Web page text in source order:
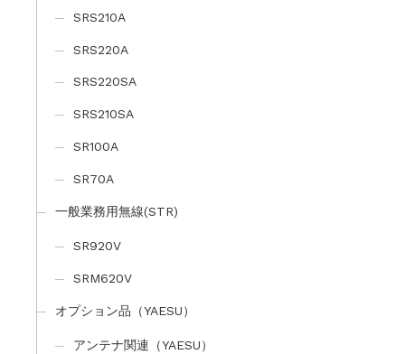
SRS210A
SRS220A
SRS220SA
SRS210SA
SR100A
SR70A
一般業務用無線(STR)
SR920V
SRM620V
オプション品（YAESU）
アンテナ関連（YAESU）